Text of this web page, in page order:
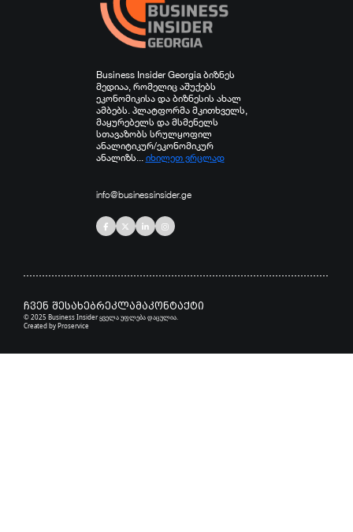
Business Insider Georgia ბიზნეს
მედიაა, რომელიც აშუქებს
ეკონომიკისა და ბიზნესის ახალ
ამბებს. პლატფორმა მკითხველს,
მაყურებელს და მსმენელს
სთავაზობს სრულყოფილ
ანალიტიკურ/ეკონომიკურ
ანალიზს... იხილეთ ვრცლად
info@businessinsider.ge
ჩვენ შესახებრეკლამაკონტაქტი
© 2025 Business Insider ყველა უფლება დაცულია.
Created byProservice